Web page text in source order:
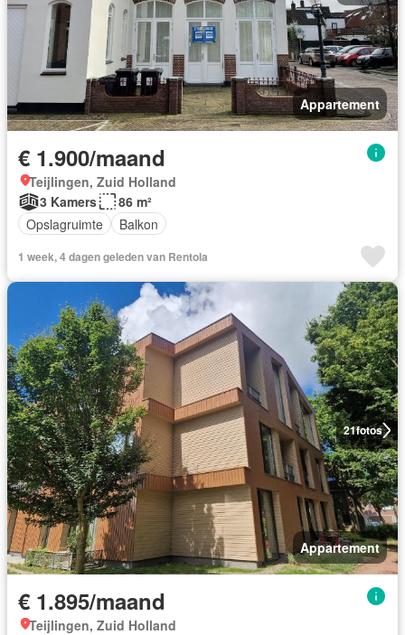
Appartement
€ 1.900/maand
Teijlingen, Zuid Holland
3 Kamers
86 m²
Opslagruimte
Balkon
1 week, 4 dagen geleden van Rentola
21fotos
Appartement
€ 1.895/maand
Teijlingen, Zuid Holland